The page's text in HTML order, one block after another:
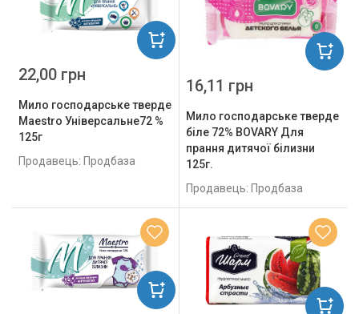
Мило господарське тверде
Maestro Універсальне72 %
125г
Продавець: Продбаза
22,00 грн
Мило господарське тверде
біле 72% BOVARY Для
прання дитячої білизни
125г.
Продавець: Продбаза
16,11 грн